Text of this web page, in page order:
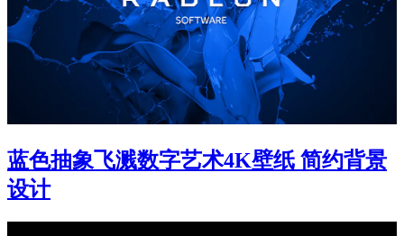
蓝色抽象飞溅数字艺术4K壁纸 简约背景
设计